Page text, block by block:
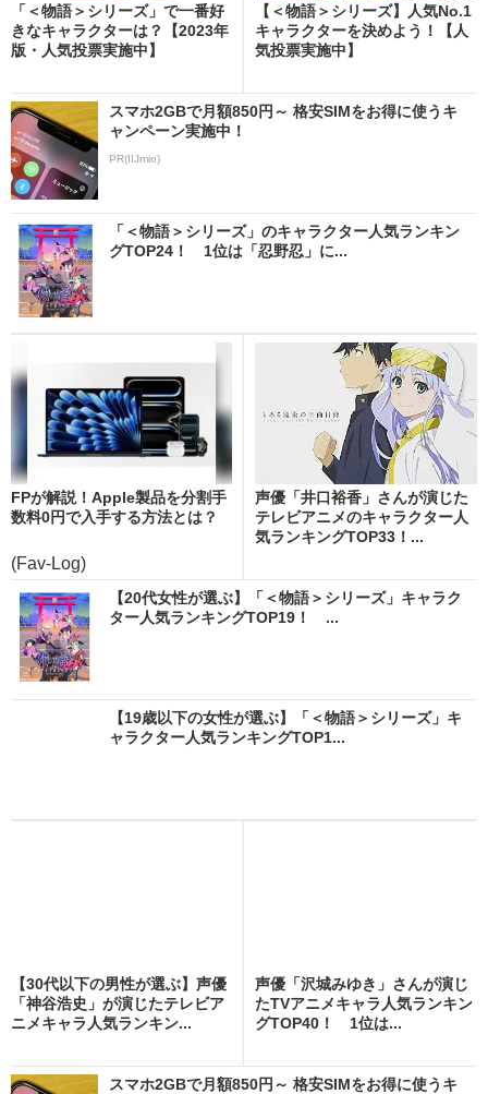
「＜物語＞シリーズ」で一番好
きなキャラクターは？【2023年
版・人気投票実施中】
【＜物語＞シリーズ】人気No.1
キャラクターを決めよう！【人
気投票実施中】
スマホ2GBで月額850円～ 格安SIMをお得に使うキ
ャンペーン実施中！
PR(IIJmio)
「＜物語＞シリーズ」のキャラクター人気ランキン
グTOP24！ 1位は「忍野忍」に...
FPが解説！Apple製品を分割手
数料0円で入手する方法とは？
(Fav-Log)
声優「井口裕香」さんが演じた
テレビアニメのキャラクター人
気ランキングTOP33！...
【20代女性が選ぶ】「＜物語＞シリーズ」キャラク
ター人気ランキングTOP19！ ...
【19歳以下の女性が選ぶ】「＜物語＞シリーズ」キ
ャラクター人気ランキングTOP1...
【30代以下の男性が選ぶ】声優
「神谷浩史」が演じたテレビア
ニメキャラ人気ランキン...
声優「沢城みゆき」さんが演じ
たTVアニメキャラ人気ランキン
グTOP40！ 1位は...
スマホ2GBで月額850円～ 格安SIMをお得に使うキ